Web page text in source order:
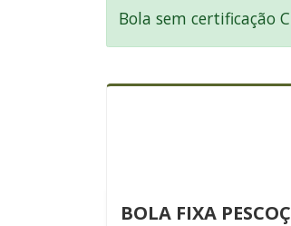
Bola sem certificação
BOLA FIXA